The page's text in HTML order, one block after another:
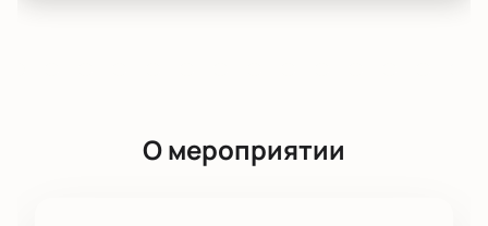
О мероприятии